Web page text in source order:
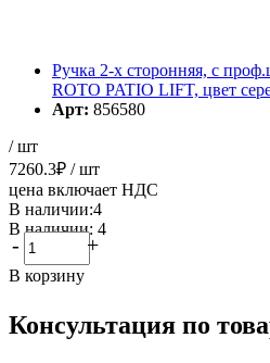
Ручка 2-х сторонняя, с
ROTO PATIO LIFT, цвет
Арт: 856580
/ шт
7260.3₽ / шт
цена включает НДС
В наличии:4
В наличии: 4
- +
В корзину
Консультация по